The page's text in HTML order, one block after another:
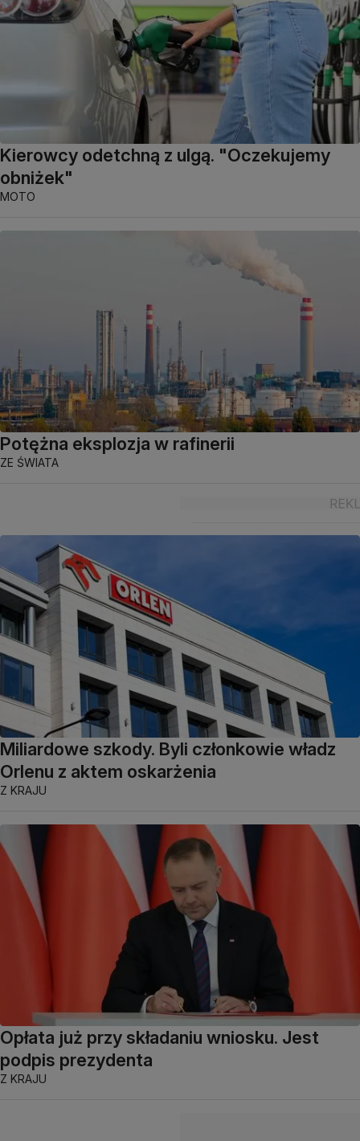
Kierowcy odetchną z ulgą. "Oczekujemy
obniżek"
MOTO
Potężna eksplozja w rafinerii
ZE ŚWIATA
Miliardowe szkody. Byli członkowie władz
Orlenu z aktem oskarżenia
Z KRAJU
Opłata już przy składaniu wniosku. Jest
podpis prezydenta
Z KRAJU